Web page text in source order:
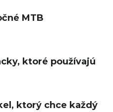
MTB
ktoré používajú
ktorý chce každý